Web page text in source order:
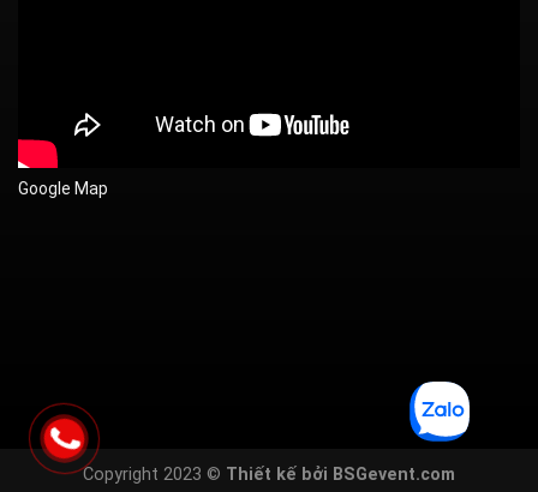
Google Map
Copyright 2023 © Thiết kế bởi BSGevent.com